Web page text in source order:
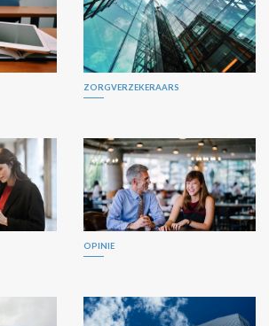
ZORGVERZEKERAARS
OPINIE